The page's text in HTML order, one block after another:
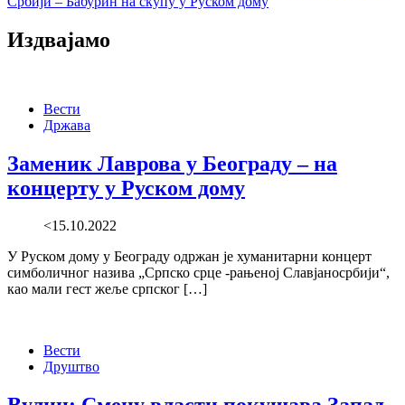
Издвајамо
Вести
Држава
Заменик Лаврова у Београду – на
концерту у Руском дому
<15.10.2022
У Руском дому у Београду одржан је хуманитарни концерт
симболичног назива „Српско срце -рањеној Славјаносрбији“,
као мали гест жеље српског […]
Вести
Друштво